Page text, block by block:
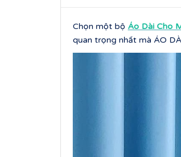
Chọn một bộ Áo Dài Cho
quan trọng nhất mà ÁO